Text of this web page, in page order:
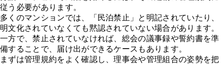
従う必要があります。
多くのマンションでは、「民泊禁止」と明記されていたり、
明文化されていなくても黙認されていない場合があります。
一方で、禁止されていなければ、総会の議事録や誓約書を準
備することで、届け出ができるケースもあります。
まずは管理規約をよく確認し、理事会や管理組合の姿勢を把